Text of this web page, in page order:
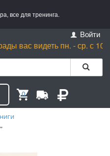
все для тренинга.
Войти
видеть пн. - ср. с 10.00
0